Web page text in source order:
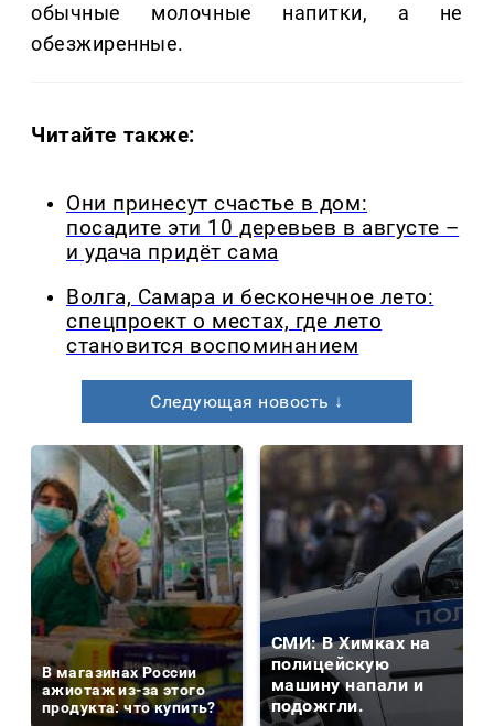
обычные молочные напитки, а не
обезжиренные.
Читайте также:
Они принесут счастье в дом:
посадите эти 10 деревьев в августе –
и удача придёт сама
Волга, Самара и бесконечное лето:
спецпроект о местах, где лето
становится воспоминанием
Следующая новость ↓
В магазинах России
ажиотаж из-за этого
продукта: что купить?
СМИ: В Химках на
полицейскую
машину напали и
подожгли.